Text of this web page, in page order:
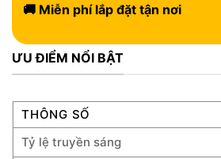
🚚 Miễn phí lắp đặt tận nơi
ƯU ĐIỂM NỔI BẬT
THÔNG SỐ
Tỷ lệ truyền sáng